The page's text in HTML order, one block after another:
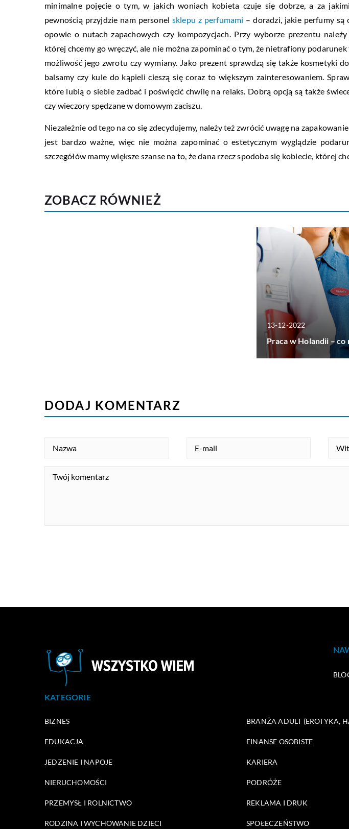
minimalne pojęcie o tym, w jakich woniach kobieta czuje się dobrze, a za
pewnością przyjdzie nam personel sklepu z perfumami – doradzi, jakie perfumy są
opowie o nutach zapachowych czy kompozycjach. Przy wyborze prezentu
której chcemy go wręczyć, ale nie można zapominać o tym, że nietrafiony
możliwość jego zwrotu czy wymiany. Jako prezent sprawdzą się także kosmetyki
balsamy czy kule do kąpieli cieszą się coraz to większym zainteresowaniem.
które lubią o siebie zadbać i poświęcić chwilę na relaks. Dobrą opcją są także
czy wieczory spędzane w domowym zaciszu.
Niezależnie od tego na co się zdecydujemy, należy też zwrócić uwagę na
jest bardzo ważne, więc nie można zapominać o estetycznym wyglądzie
szczegółów mamy większe szanse na to, że dana rzecz spodoba się kobiecie, której
ZOBACZ RÓWNIEŻ
13-12-2022
Praca w Holandii – co
DODAJ KOMENTARZ
KATEGORIE
BIZNES BRANŻA ADULT (EROTYKA,
EDUKACJA FINANSE OSOBISTE
JEDZENIE I NAPOJE KARIERA
NIERUCHOMOŚCI PODRÓŻE
PRZEMYSŁ I ROLNICTWO REKLAMA I DRUK
RODZINA I WYCHOWANIE DZIECI SPOŁECZEŃSTWO